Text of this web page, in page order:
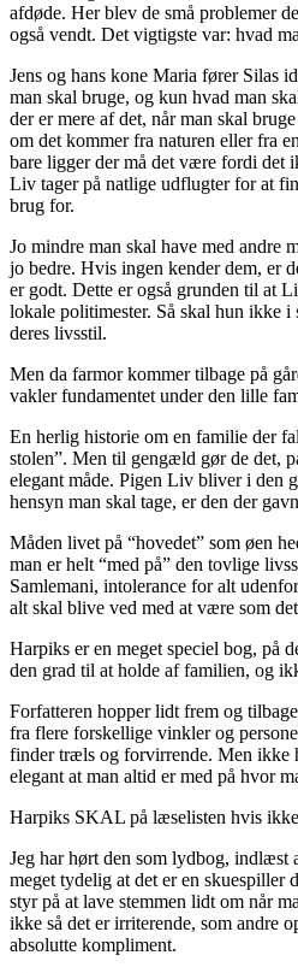
afdøde. Her blev de små problemer
også vendt. Det vigtigste var: hvad
Jens og hans kone Maria fører Silas
man skal bruge, og kun hvad man
der er mere af det, når man skal
om det kommer fra naturen eller fra
bare ligger der må det være fordi det
Liv tager på natlige udflugter for at
brug for.
Jo mindre man skal have med andre
jo bedre. Hvis ingen kender dem, er
er godt. Dette er også grunden til at
lokale politimester. Så skal hun ikke i
deres livsstil.
Men da farmor kommer tilbage på
vakler fundamentet under den lille
En herlig historie om en familie der
stolen”. Men til gengæld gør de det,
elegant måde. Pigen Liv bliver i den
hensyn man skal tage, er den der
Måden livet på “hovedet” som øen
man er helt “med på” den tovlige
Samlemani, intolerance for alt
alt skal blive ved med at være som
Harpiks er en meget speciel bog, på
den grad til at holde af familien, og
Forfatteren hopper lidt frem og
fra flere forskellige vinkler og
finder træls og forvirrende. Men ikke
elegant at man altid er med på hvor
Harpiks SKAL på læselisten hvis
Jeg har hørt den som lydbog,
meget tydelig at det er en skuespiller
styr på at lave stemmen lidt om når
ikke så det er irriterende, som andre
absolutte kompliment.